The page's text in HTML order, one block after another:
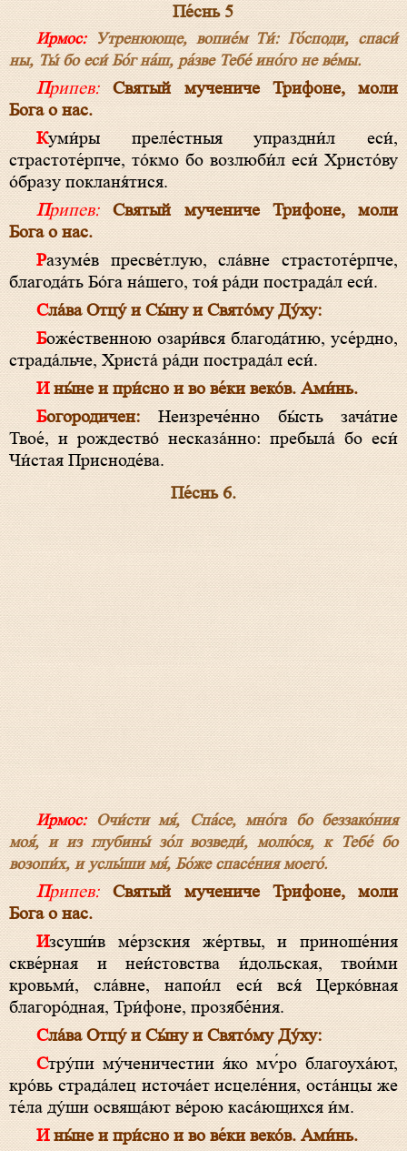
Пе́снь 5
Ирмос:Утренююще, вопие́м Ти́: Го́споди, спаси́
ны, Ты́ бо еси́ Бо́г на́ш, ра́зве Тебе́ ино́го не ве́мы.
Припев:
Святый мучениче Трифоне, моли
Бога о нас.
Куми́ры преле́стныя упраздни́л еси́,
страстоте́рпче, то́кмо бо возлюби́л еси́ Христо́ву
о́бразу покланя́тися.
Припев:
Святый мучениче Трифоне, моли
Бога о нас.
Разуме́в пресве́тлую, сла́вне страстоте́рпче,
благода́ть Бо́га на́шего, тоя́ ра́ди пострада́л еси́.
Сла́ва Отцу́ и Сы́ну и Свято́му Ду́ху:
Боже́cтвенною озари́вся благода́тию, усе́рдно,
страда́льче, Христа́ ра́ди пострада́л еси́.
И ны́не и при́сно и во ве́ки веко́в. Ами́нь.
Богородичен:Неизрече́нно бы́сть зача́тие
Твое́, и рождество́ несказа́нно: пребыла́ бо еси́
Чи́стая Присноде́ва.
Пе́снь 6.
Ирмос:Очи́сти мя́, Спа́се, мно́га бо беззако́ния
моя́, и из глубины́ зо́л возведи́, молю́ся, к Тебе́ бо
возопи́х, и услы́ши мя́, Бо́же спасе́ния моего́.
Припев:
Святый мучениче Трифоне, моли
Бога о нас.
Изсуши́в ме́рзския же́ртвы, и приноше́ния
скве́рная и неи́стовства и́дольская, твои́ми
кровьми́, сла́вне, напои́л еси́ вся́ Церко́вная
благоро́дная, Три́фоне, прозябе́ния.
Сла́ва Отцу́ и Сы́ну и Свято́му Ду́ху:
Стру́пи му́ченичестии я́ко мѵ́ро благоуха́ют,
кро́вь страда́лец источа́ет исцеле́ния, оста́нцы же
те́ла ду́ши освяща́ют ве́рою каса́ющихся и́м.
И ны́не и при́сно и во ве́ки веко́в. Ами́нь.